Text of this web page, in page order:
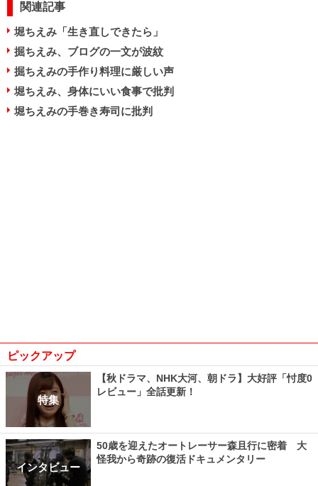
関連記事
堀ちえみ「生き直しできたら」
掘ちえみ、ブログの一文が波紋
掘ちえみの手作り料理に厳しい声
堀ちえみ、身体にいい食事で批判
堀ちえみの手巻き寿司に批判
ピックアップ
特集
【秋ドラマ、NHK大河、朝ドラ】大好評「忖度0
レビュー」全話更新！
インタビュー
50歳を迎えたオートレーサー森且行に密着 大
怪我から奇跡の復活ドキュメンタリー